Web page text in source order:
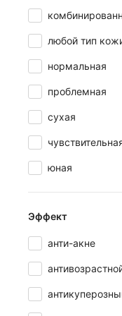
любой тип
нормальная
проблемная
сухая
юная
Эффект
анти-акне